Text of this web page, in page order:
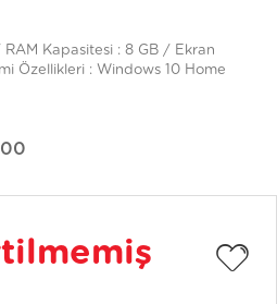
RAM Kapasitesi : 8 GB / Ekran
Özellikleri : Windows 10 Home